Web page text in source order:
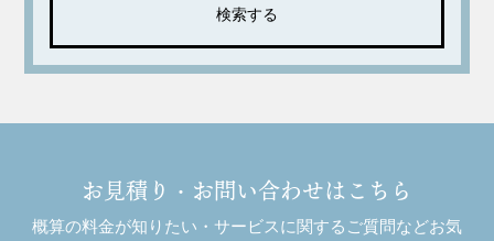
お見積り・お問い合わせはこちら
概算の料金が知りたい・サービスに関するご質問などお気